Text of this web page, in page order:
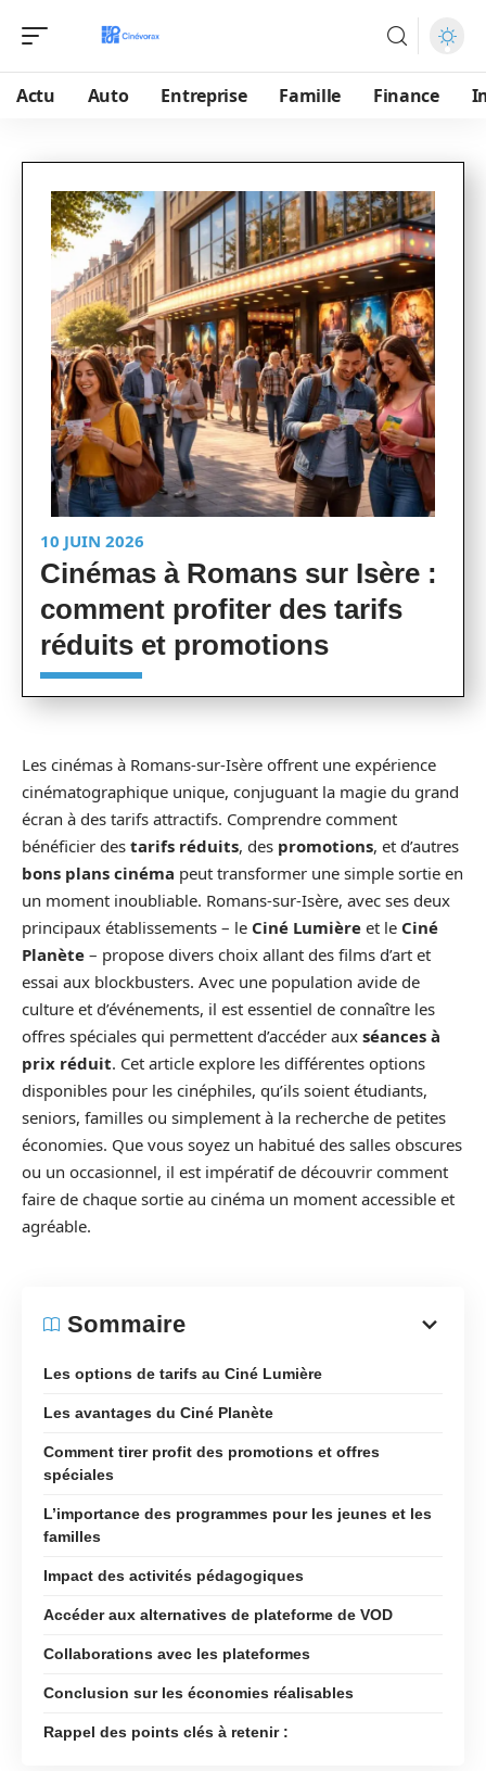
Actu Auto Entreprise Famille Finance
10 JUIN 2026
Cinémas à Romans sur Isère :
comment profiter des tarifs
réduits et promotions
Les cinémas à Romans-sur-Isère offrent une expérience
cinématographique unique, conjuguant la magie du grand
écran à des tarifs attractifs. Comprendre comment
bénéficier des tarifs réduits, des promotions, et d’autres
bons plans cinéma peut transformer une simple sortie en
un moment inoubliable. Romans-sur-Isère, avec ses deux
principaux établissements – le Ciné Lumière et le Ciné
Planète – propose divers choix allant des films d’art et
essai aux blockbusters. Avec une population avide de
culture et d’événements, il est essentiel de connaître les
offres spéciales qui permettent d’accéder aux séances à
prix réduit. Cet article explore les différentes options
disponibles pour les cinéphiles, qu’ils soient étudiants,
seniors, familles ou simplement à la recherche de petites
économies. Que vous soyez un habitué des salles obscures
ou un occasionnel, il est impératif de découvrir comment
faire de chaque sortie au cinéma un moment accessible et
agréable.
Sommaire
Les options de tarifs au Ciné Lumière
Les avantages du Ciné Planète
Comment tirer profit des promotions et offres
spéciales
L’importance des programmes pour les jeunes et les
familles
Impact des activités pédagogiques
Accéder aux alternatives de plateforme de VOD
Collaborations avec les plateformes
Conclusion sur les économies réalisables
Rappel des points clés à retenir :